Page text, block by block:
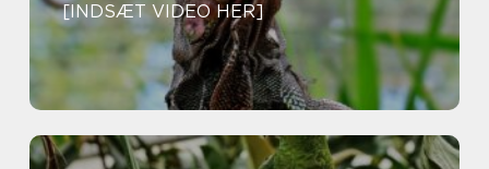
[INDSÆT VIDEO HER]